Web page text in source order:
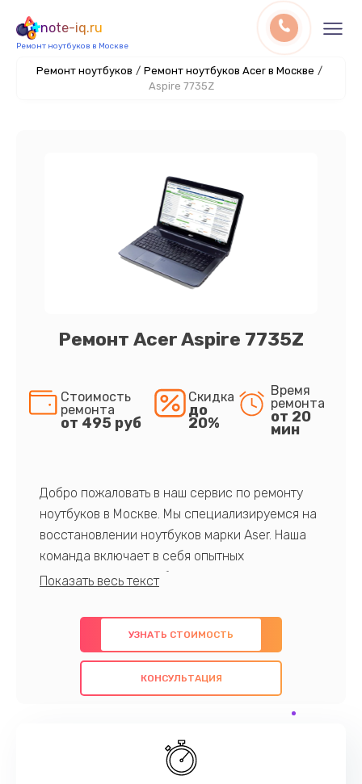
note-iq.ru
Ремонт ноутбуков в Москве
Ремонт ноутбуков / Ремонт ноутбуков Acer в Москве /
Aspire 7735Z
Ремонт Acer Aspire 7735Z
Стоимость
ремонта
от 495 руб
Скидка
до
20%
Время
ремонта
от 20
мин
Добро пожаловать в наш сервис по ремонту
ноутбуков в Москве. Мы специализируемся на
восстановлении ноутбуков марки Aser. Наша
команда включает в себя опытных
профессионалов с обширными знаниями и
предлагаем быстрый и качественный ремонт с
использованием оригинальных компонентов, а
также гарантируем качество всех
проведенных работ. Наша цель - предоставить
наилучшим образом. Не медлите записаться на
УЗНАТЬ СТОИМОСТЬ
КОНСУЛЬТАЦИЯ